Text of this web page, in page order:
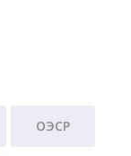
ОЭСР